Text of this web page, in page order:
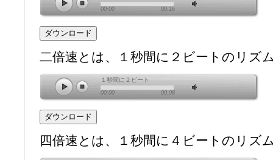
00:00 00:16
二倍速とは、１秒間に２ビートのリ
00:00 00:08
１秒間に２ビート
四倍速とは、１秒間に４ビートのリ